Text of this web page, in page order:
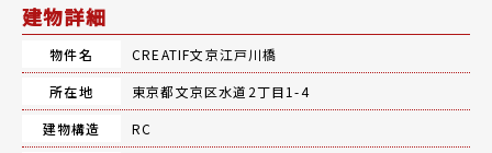
建物詳細
物件名
CREATIF文京江戸川橋
所在地
東京都文京区水道2丁目1-4
建物構造
RC